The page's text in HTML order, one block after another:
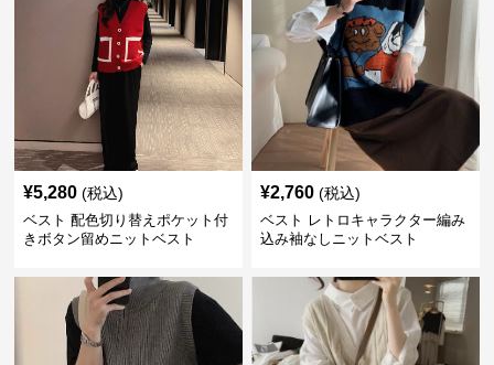
¥5,280 (税込)
ベスト 配色切り替えポケット付
きボタン留めニットベスト
¥2,760 (税込)
ベスト レトロキャラクター編み
込み袖なしニットベスト